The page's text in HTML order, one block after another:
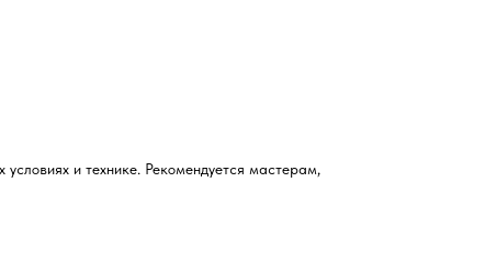
и технике. Рекомендуется мастерам,